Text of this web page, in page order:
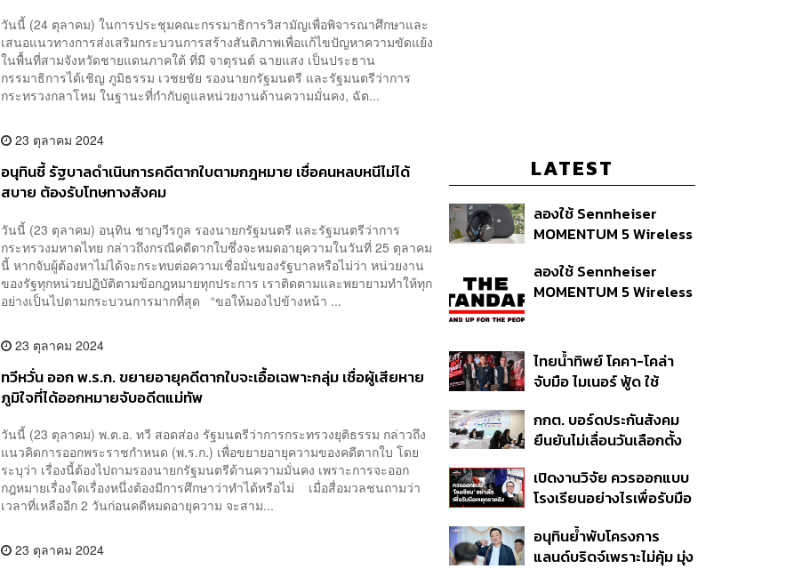
วันนี้ (24 ตุลาคม) ในการประชุมคณะกรรมาธิการวิสามัญเพื่อพิจารณาศึกษาและ
เสนอแนวทางการส่งเสริมกระบวนการสร้างสันติภาพเพื่อแก้ไขปัญหาความขัดแย้ง
ในพื้นที่สามจังหวัดชายแดนภาคใต้ ที่มี จาตุรนต์ ฉายแสง เป็นประธาน
กรรมาธิการได้เชิญ ภูมิธรรม เวชยชัย รองนายกรัฐมนตรี และรัฐมนตรีว่าการ
กระทรวงกลาโหม ในฐานะที่กำกับดูแลหน่วยงานด้านความมั่นคง, ฉัต...
23 ตุลาคม 2024
อนุทินชี้ รัฐบาลดำเนินการคดีตากใบตามกฎหมาย เชื่อคนหลบหนีไม่ได้
สบาย ต้องรับโทษทางสังคม
วันนี้ (23 ตุลาคม) อนุทิน ชาญวีรกูล รองนายกรัฐมนตรี และรัฐมนตรีว่าการ
กระทรวงมหาดไทย กล่าวถึงกรณีคดีตากใบซึ่งจะหมดอายุความในวันที่ 25 ตุลาคม
นี้ หากจับผู้ต้องหาไม่ได้จะกระทบต่อความเชื่อมั่นของรัฐบาลหรือไม่ว่า หน่วยงาน
ของรัฐทุกหน่วยปฏิบัติตามข้อกฎหมายทุกประการ เราติดตามและพยายามทำให้ทุก
อย่างเป็นไปตามกระบวนการมากที่สุด “ขอให้มองไปข้างหน้า ...
23 ตุลาคม 2024
ทวีหวั่น ออก พ.ร.ก. ขยายอายุคดีตากใบจะเอื้อเฉพาะกลุ่ม เชื่อผู้เสียหาย
ภูมิใจที่ได้ออกหมายจับอดีตแม่ทัพ
วันนี้ (23 ตุลาคม) พ.ต.อ. ทวี สอดส่อง รัฐมนตรีว่าการกระทรวงยุติธรรม กล่าวถึง
แนวคิดการออกพระราชกำหนด (พ.ร.ก.) เพื่อขยายอายุความของคดีตากใบ โดย
ระบุว่า เรื่องนี้ต้องไปถามรองนายกรัฐมนตรีด้านความมั่นคง เพราะการจะออก
กฎหมายเรื่องใดเรื่องหนึ่งต้องมีการศึกษาว่าทำได้หรือไม่ เมื่อสื่อมวลชนถามว่า
เวลาที่เหลืออีก 2 วันก่อนคดีหมดอายุความ จะสาม...
23 ตุลาคม 2024
LATEST
ลองใช้ Sennheiser
MOMENTUM 5 Wireless
ถอดเปลี่ยนแบตเองได้
ก่อนกฎ EU บังคับปีหน้า
ลองใช้ Sennheiser
MOMENTUM 5 Wireless
ก่อนกฎ EU บังคับปีหน้า
ไทยน้ำทิพย์ โคคา-โคล่า
จับมือ ไมเนอร์ ฟู้ด ใช้
พัน Music Marketing ใน
ปีที่ธุรกิจร้านอาหารโต
กกต. บอร์ดประกันสังคม
ยืนยันไม่เลื่อนวันเลือกตั้ง
ตามคำสั่งทุเลาของศาล
เปิดงานวิจัย ควรออกแบบ
โรงเรียนอย่างไรเพื่อรับมือ
อนุทินย้ำพับโครงการ
แลนด์บริดจ์เพราะไม่คุ้ม มุ่ง